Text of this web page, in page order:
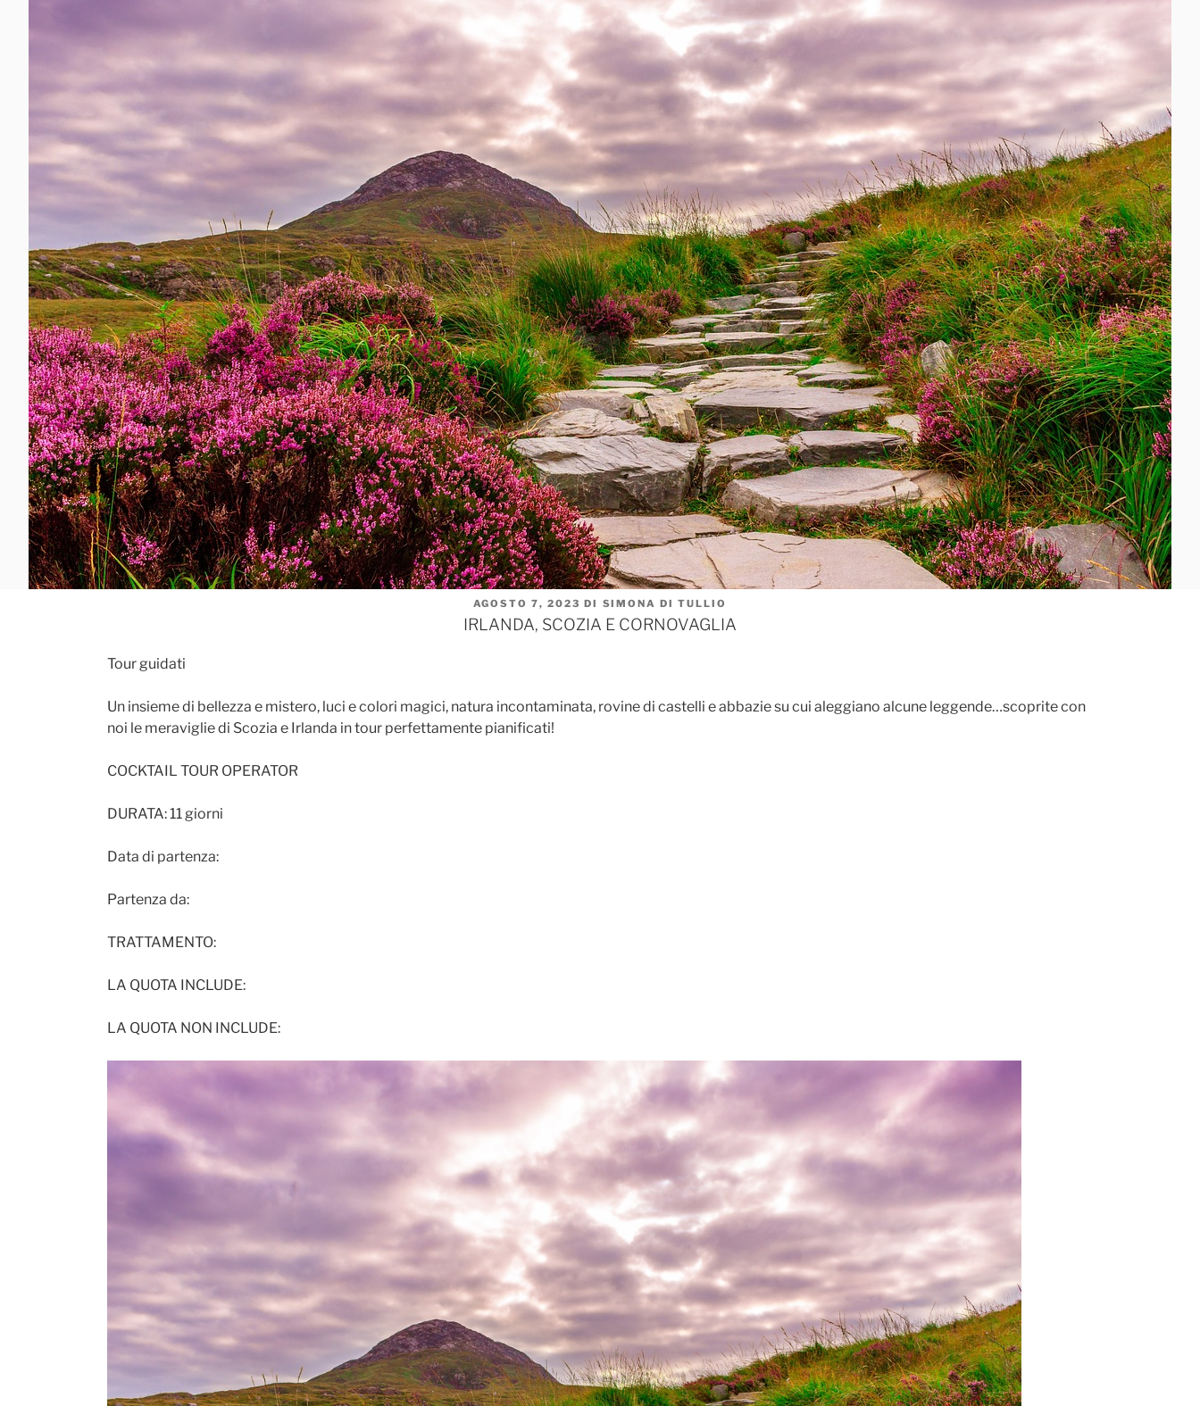
PUBBLICATO
IL
AGOSTO 7, 2023 DI SIMONA DI TULLIO
IRLANDA, SCOZIA E CORNOVAGLIA
Tour guidati
Un insieme di bellezza e mistero, luci e colori magici, natura incontaminata, rovine di castelli e abbazie su cui aleggiano alcune leggende…scoprite con
noi le meraviglie di Scozia e Irlanda in tour perfettamente pianificati!
COCKTAIL TOUR OPERATOR
DURATA: 11 giorni
Data di partenza:
Partenza da:
TRATTAMENTO:
LA QUOTA INCLUDE:
LA QUOTA NON INCLUDE: